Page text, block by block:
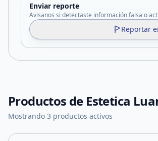
Enviar reporte
Avisanos si detectaste información falsa o
Reportar
Productos de Estetica
Mostrando 3 productos activos